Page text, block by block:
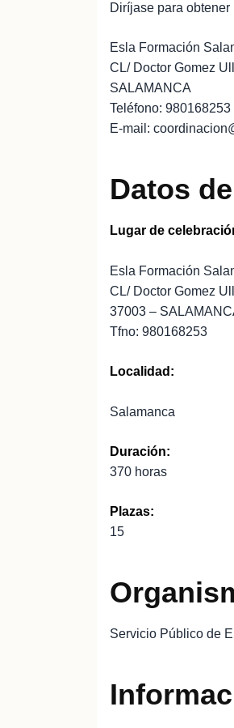
Diríjase para
Esla Formación
CL/ Doctor Gomez
SALAMANCA
Teléfono: 980168253
E-mail:
Datos
Lugar de
Esla Formación
CL/ Doctor Gomez
37003 –
Tfno: 980168253
Localidad:
Salamanca
Duración:
370 horas
Plazas:
15
Servicio Público de